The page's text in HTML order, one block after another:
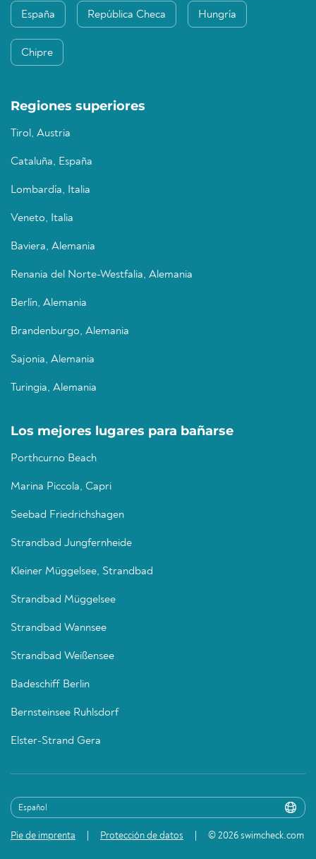
España República Checa Hungría
Chipre
Regiones superiores
Tirol, Austria
Cataluña, España
Lombardía, Italia
Veneto, Italia
Baviera, Alemania
Renania del Norte-Westfalia, Alemania
Berlín, Alemania
Brandenburgo, Alemania
Sajonia, Alemania
Turingia, Alemania
Los mejores lugares para bañarse
Porthcurno Beach
Marina Piccola, Capri
Seebad Friedrichshagen
Strandbad Jungfernheide
Kleiner Müggelsee, Strandbad
Strandbad Müggelsee
Strandbad Wannsee
Strandbad Weißensee
Badeschiff Berlin
Bernsteinsee Ruhlsdorf
Elster-Strand Gera
Pie de imprenta Protección de datos © 2026 swimcheck.com